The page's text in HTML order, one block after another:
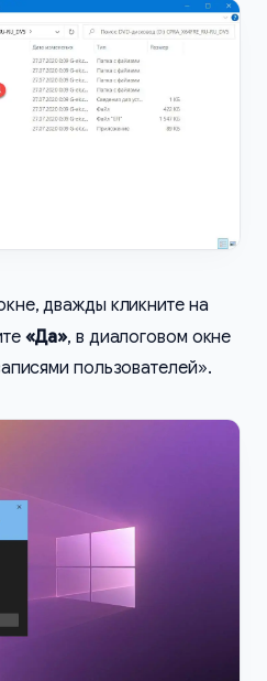
дважды кликните на
«Да», в диалоговом окне
пользователей».